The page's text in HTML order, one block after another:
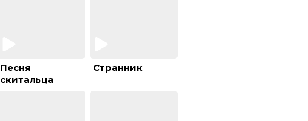
Песня
скитальца
Странник